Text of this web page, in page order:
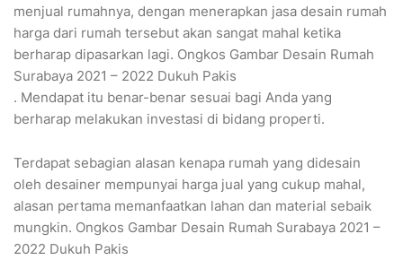
menjual rumahnya, dengan menerapkan jasa desain rumah
harga dari rumah tersebut akan sangat mahal ketika
berharap dipasarkan lagi. Ongkos Gambar Desain Rumah
Surabaya 2021 – 2022 Dukuh Pakis
. Mendapat itu benar-benar sesuai bagi Anda yang
berharap melakukan investasi di bidang properti.
Terdapat sebagian alasan kenapa rumah yang didesain
oleh desainer mempunyai harga jual yang cukup mahal,
alasan pertama memanfaatkan lahan dan material sebaik
mungkin. Ongkos Gambar Desain Rumah Surabaya 2021 –
2022 Dukuh Pakis